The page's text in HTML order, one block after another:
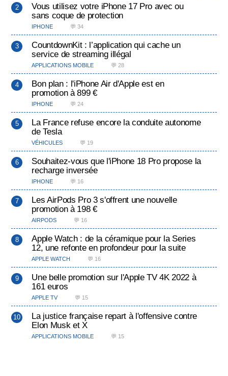
Vous utilisez votre iPhone 17 Pro avec ou
sans coque de protection
IPHONE 💬 34
CountdownKit : l’application qui cache un
service de streaming illégal
APPLICATIONS MOBILE 💬 28
Bon plan : l'iPhone Air d'Apple est en
promotion à 899 €
IPHONE 💬 24
La France refuse encore la conduite autonome
de Tesla
VÉHICULES 💬 19
Souhaitez-vous que l'iPhone 18 Pro propose la
recharge inversée
IPHONE 💬 16
Les AirPods Pro 3 s'offrent une nouvelle
promotion à 198 €
AIRPODS 💬 16
Apple Watch : de la céramique pour la Series
12, une refonte en profondeur pour la suite
APPLE WATCH 💬 16
Une belle promotion sur l'Apple TV 4K 2022 à
161 euros
APPLE TV 💬 15
La justice française repart à l'offensive contre
Elon Musk et X
APPLICATIONS MOBILE 💬 15